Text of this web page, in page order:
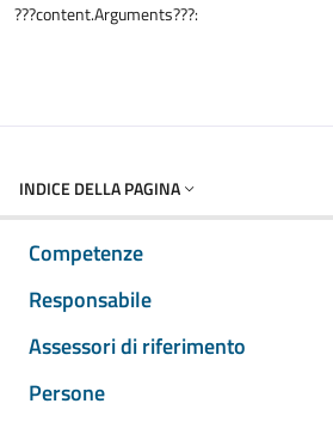
???content.Arguments???:
INDICE DELLA PAGINA
Competenze
Responsabile
Assessori di riferimento
Persone